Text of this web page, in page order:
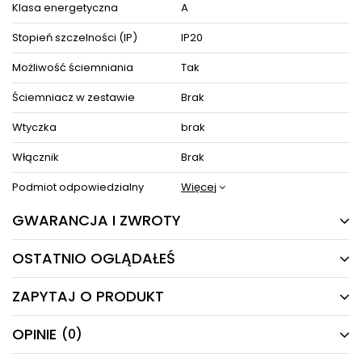
producenta.
Zestaw zawiera instrukcję obsługi oraz elementy niezbędne do
złożenia sprzętu.
ZOBACZ PODOBNE PRODUKTY W KATEGORIACH
Klasa energetyczna
A
Stopień szczelności (IP)
IP20
Możliwość ściemniania
Tak
Ściemniacz w zestawie
Brak
Wtyczka
brak
Włącznik
Brak
Podmiot odpowiedzialny
Więcej
GWARANCJA I ZWROTY
24 MIESIĄCE
Producent gwarantuje naprawę lub wymianę sprzętu
do 24 miesięcy od daty zakupu. Skontaktuj się ze
sklepem za pośrednictwem formularza reklamacji
aby zamówić kuriera który odbierze sprzęt z Twojego
OSTATNIO OGLĄDAŁEŚ
PRODUKTY Z TEJ SERII
ZAPYTAJ O PRODUKT
Masz pytania odnośnie produktu, oferty lub współpracy z
nami?
OPINIE (0)